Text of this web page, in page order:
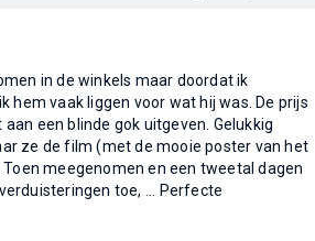
in de winkels maar doordat ik
vaak liggen voor wat hij was. De prijs
een blinde gok uitgeven. Gelukkig
ze de film (met de mooie poster van het
meegenomen en een tweetal dagen
toe, ... Perfecte